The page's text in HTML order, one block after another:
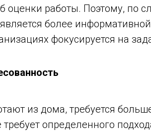
оценки работы. Поэтому, по
более
фокусируется на
из дома, требуется
требует определенного